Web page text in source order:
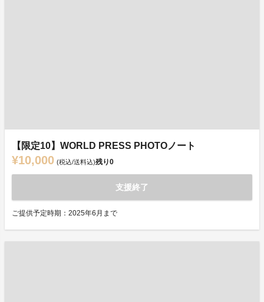
【限定10】WORLD PRESS PHOTOノート
¥10,000 (税込/送料込)残り0
支援終了
ご提供予定時期：2025年6月まで